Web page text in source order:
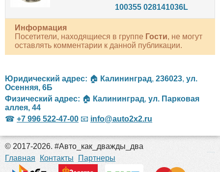
100355 028141036L
Информация
Посетители, находящиеся в группе Гости, не могут
оставлять комментарии к данной публикации.
Юридический адрес: 🏠 Калининград, 236023, ул.
Осенняя, 6Б
Физический адрес: 🏠 Калининград, ул. Парковая
аллея, 44
☎ +7 996 522-47-00 📧 info@auto2x2.ru
© 2017-2026. #Авто_как_дважды_два
Главная
Контакты Партнеры